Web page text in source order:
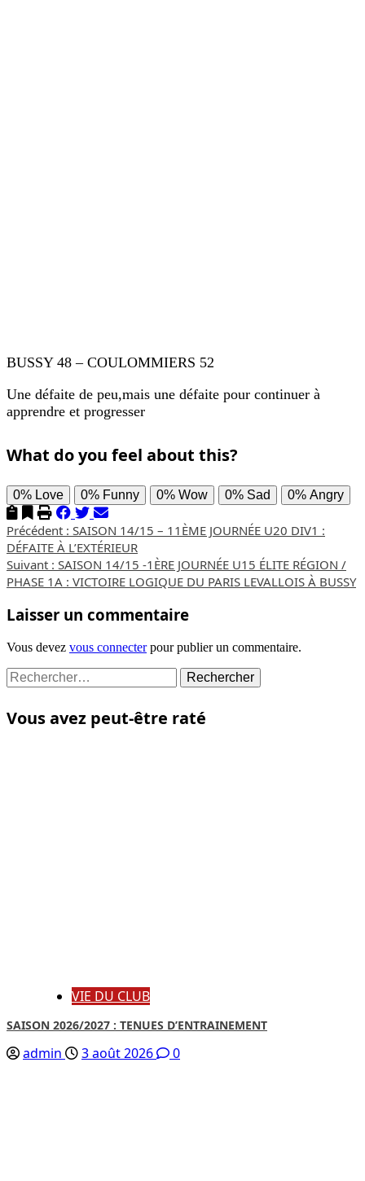
BUSSY 48 – COULOMMIERS 52
Une défaite de peu,mais une défaite pour continuer à
apprendre et progresser
What do you feel about this?
0% Love 0% Funny 0% Wow 0% Sad 0% Angry
Navigation
d’article
Précédent : SAISON 14/15 – 11ÈME JOURNÉE U20 DIV1 :
DÉFAITE À L’EXTÉRIEUR
Suivant : SAISON 14/15 -1ÈRE JOURNÉE U15 ÉLITE RÉGION /
PHASE 1A : VICTOIRE LOGIQUE DU PARIS LEVALLOIS À BUSSY
Laisser un commentaire
Vous devez vous connecterpour publier un commentaire.
Rechercher :
Vous avez peut-être raté
VIE DU CLUB
SAISON 2026/2027 : TENUES D’ENTRAINEMENT
admin 3 août 2026 0